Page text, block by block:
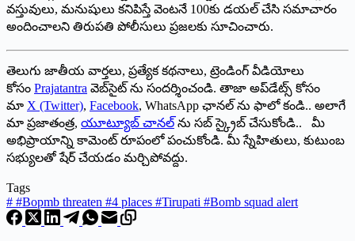
వస్తువులు, మనుషులు కనిపిస్తే వెంటనే 100కు డయల్‌ చేసి సమాచారం
అందించాలని తిరుపతి పోలీసులు ప్రజలకు సూచించారు.
తెలుగు జాతీయ వార్తలు, ప్రత్యేక కథనాలు, ట్రెండింగ్ వీడియోలు
కోసం Prajatantra వెబ్‌సైట్ ను సందర్శించండి. తాజా అప్‌డేట్స్ కోసం
మా X (Twitter), Facebook, WhatsApp ఛానల్ ను ఫాలో కండి.. అలాగే
మా ప్రజాతంత్ర, యూట్యూబ్ చానల్ ను సబ్ స్క్రైబ్ చేసుకోండి.. మీ
అభిప్రాయాన్ని కామెంట్ రూపంలో పంచుకోండి. మీ స్నేహితులు, కుటుంబ
సభ్యులతో షేర్ చేయడం మర్చిపోవద్దు.
Tags
# #Bopmb threaten #4 places #Tirupati #Bomb squad alert